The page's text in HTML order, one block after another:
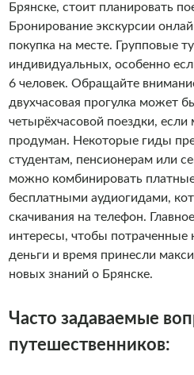
Брянске, стоит планировать
Бронирование экскурсии
покупка на месте. Групповые
индивидуальных, особенно
6 человек. Обращайте
двухчасовая прогулка может
четырёхчасовой поездки,
продуман. Некоторые гиды
студентам, пенсионерам или
можно комбинировать платные
бесплатными аудиогидами,
скачивания на телефон.
интересы, чтобы потраченные
деньги и время принесли
новых знаний о Брянске.
Часто задаваемые
путешественников: